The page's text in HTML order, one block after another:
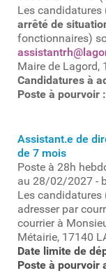
Les candidatures
arrêté de
fonctionnaires)
Maire de Lagord,
Candidatures à
Poste à pourvoir
Assistant.e de
de 7 mois
Poste à 28h
au 28/02/2027 -
Les candidatures
adresser par
courrier à
Métairie, 17140
Date limite de
Poste à pourvoir